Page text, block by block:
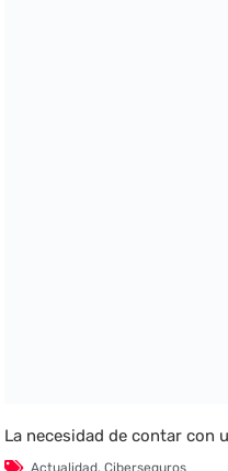
La necesidad de contar con